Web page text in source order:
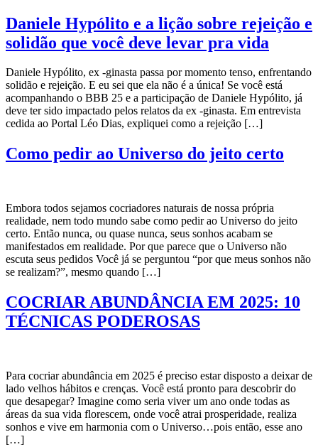
Daniele Hypólito e a lição sobre rejeição e
solidão que você deve levar pra vida
Daniele Hypólito, ex -ginasta passa por momento tenso, enfrentando
solidão e rejeição. E eu sei que ela não é a única! Se você está
acompanhando o BBB 25 e a participação de Daniele Hypólito, já
deve ter sido impactado pelos relatos da ex -ginasta. Em entrevista
cedida ao Portal Léo Dias, expliquei como a rejeição […]
Como pedir ao Universo do jeito certo
Embora todos sejamos cocriadores naturais de nossa própria
realidade, nem todo mundo sabe como pedir ao Universo do jeito
certo. Então nunca, ou quase nunca, seus sonhos acabam se
manifestados em realidade. Por que parece que o Universo não
escuta seus pedidos Você já se perguntou “por que meus sonhos não
se realizam?”, mesmo quando […]
COCRIAR ABUNDÂNCIA EM 2025: 10
TÉCNICAS PODEROSAS
Para cocriar abundância em 2025 é preciso estar disposto a deixar de
lado velhos hábitos e crenças. Você está pronto para descobrir do
que desapegar? Imagine como seria viver um ano onde todas as
áreas da sua vida florescem, onde você atrai prosperidade, realiza
sonhos e vive em harmonia com o Universo…pois então, esse ano
[…]